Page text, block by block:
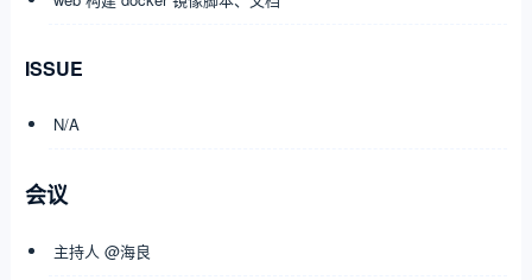
ISSUE
N/A
会议
主持人 @海良